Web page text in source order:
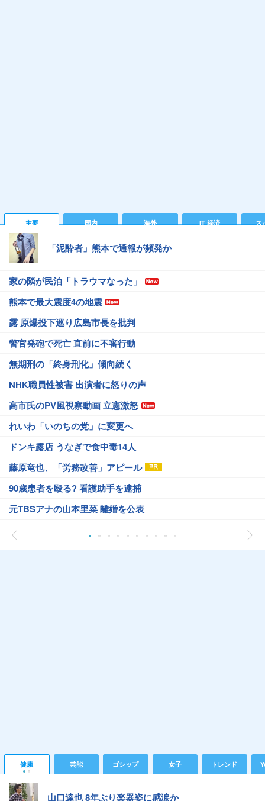
主要 国内 海外 IT 経済 ス
「泥酔者」熊本で通報が頻発か
家の隣が民泊「トラウマなった」
熊本で最大震度4の地震
露 原爆投下巡り広島市長を批判
警官発砲で死亡 直前に不審行動
無期刑の「終身刑化」傾向続く
NHK職員性被害 出演者に怒りの声
高市氏のPV風視察動画 立憲激怒
れいわ「いのちの党」に変更へ
ドンキ露店 うなぎで食中毒14人
藤原竜也、「労務改善」アピール
90歳患者を殴る? 看護助手を逮捕
元TBSアナの山本里菜 離婚を公表
健康 芸能 ゴシップ 女子 トレンド
山口達也 8年ぶり楽器姿に感涙か